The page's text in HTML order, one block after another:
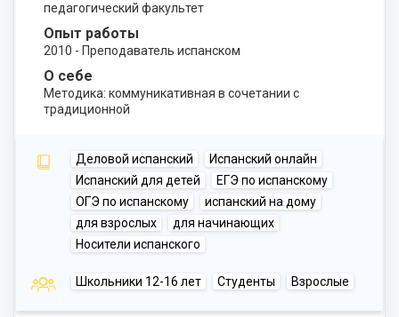
педагогический факультет
Опыт работы
2010 - Преподаватель испанском
О себе
Методика: коммуникативная в сочетании с
традиционной
Деловой испанский
Испанский онлайн
Испанский для детей
ЕГЭ по испанскому
ОГЭ по испанскому
испанский на дому
для взрослых
для начинающих
Носители испанского
Школьники 12-16 лет Студенты Взрослые